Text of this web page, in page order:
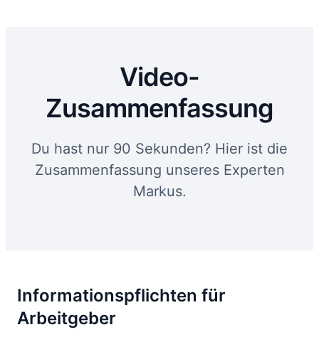
Video-
Zusammenfassung
Du hast nur 90 Sekunden? Hier ist die
Zusammenfassung unseres Experten
Markus.
Informationspflichten für
Arbeitgeber